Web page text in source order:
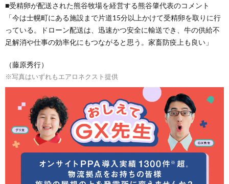
■受精卵が配送された熊谷牧場を経営する熊谷肇代表のコメント
「今は士幌町にある施設まで片道15分以上かけて受精卵を取りに行
っている。ドローン配送は、迅速かつ安全に輸送でき、牛の供給不
足解消や仕事の効率化にもつながると思う。家畜防疫上も良い」
（藤原秀行）
※写真はいずれもエアロネクスト提供